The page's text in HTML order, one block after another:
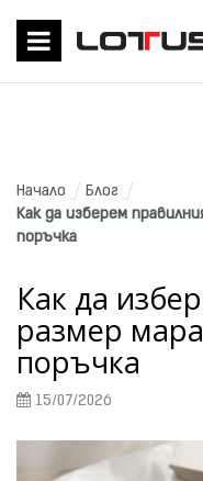
Начало
Блог
Как да изберем
поръчка
Как да
размер
поръчка
15/07/2026